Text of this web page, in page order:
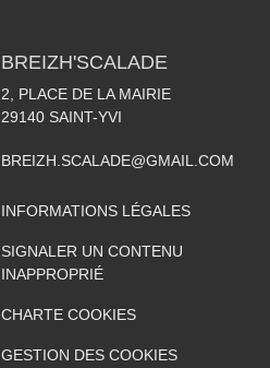
BREIZH'SCALADE
2, PLACE DE LA MAIRIE
29140 SAINT-YVI
BREIZH.SCALADE@GMAIL.COM
INFORMATIONS LÉGALES
SIGNALER UN CONTENU
INAPPROPRIÉ
CHARTE COOKIES
GESTION DES COOKIES